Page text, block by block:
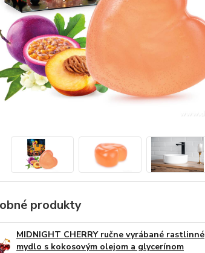
produkty
MIDNIGHT CHERRY ručne vyrábané rastlinné
mydlo s kokosovým olejom a glycerínom